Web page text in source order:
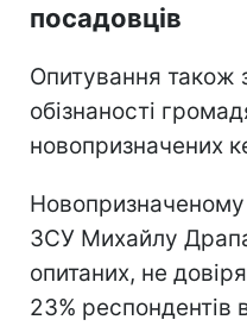
посадовців
Опитування також
обізнаності
новопризначених
ЗСУ Михайлу
опитаних, не
23% респондентів